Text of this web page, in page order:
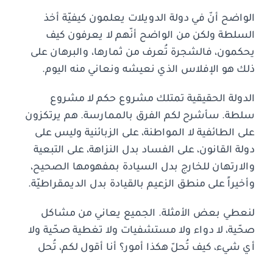
الواضح أنّ في دولة الدويلات يعلمون كيفيّة أخذ
السلطة ولكن من الواضح أنّهم لا يعرفون كيف
يحكمون، فالشجرة تُعرف من ثمارها، والبرهان على
ذلك هو الإفلاس الذي نعيشه ونعاني منه اليوم.
الدولة الحقيقية تمتلك مشروع حكم لا مشروع
سلطة. سأشرح لكم الفرق بالممارسة. هم يرتكزون
على الطائفية لا المواطنة، على الزبائنية وليس على
دولة القانون، على الفساد بدل النزاهة، على التبعية
والارتهان للخارج بدل السيادة بمفهومها الصحيح،
وأخيراً على منطق الزعيم بالقيادة بدل الديمقراطيّة.
لنعطي بعض الأمثلة. الجميع يعاني من مشاكل
صحّية، لا دواء ولا مستشفيات ولا تغطية صحّية ولا
أي شيء، كيف تُحلّ هكذا أمور؟ أنا أقول لكم، تُحل